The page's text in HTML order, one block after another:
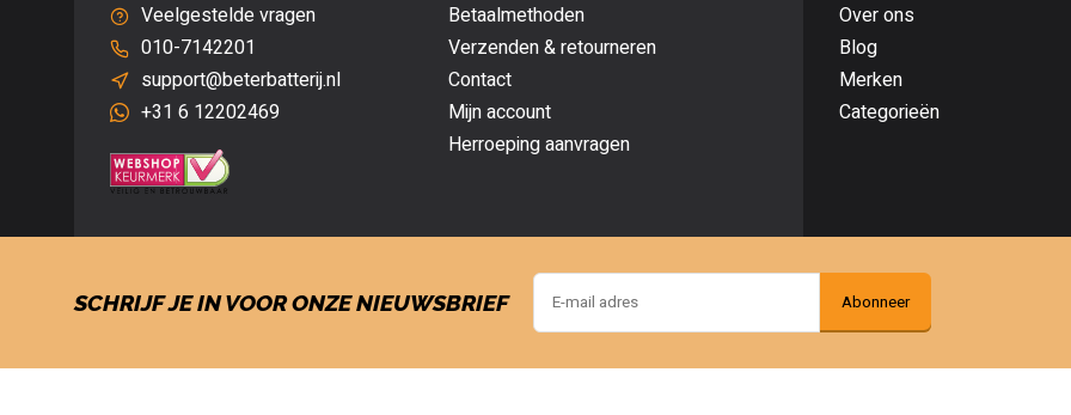
Veelgestelde vragen
010-7142201
support@beterbatterij.nl
+31 6 12202469
Betaalmethoden
Verzenden & retourneren
Contact
Mijn account
Herroeping aanvragen
Over ons
Blog
Merken
Categorieën
SCHRIJF JE IN VOOR ONZE NIEUWSBRIEF Abonneer